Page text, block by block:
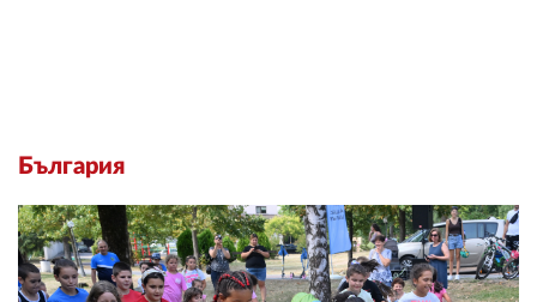
България